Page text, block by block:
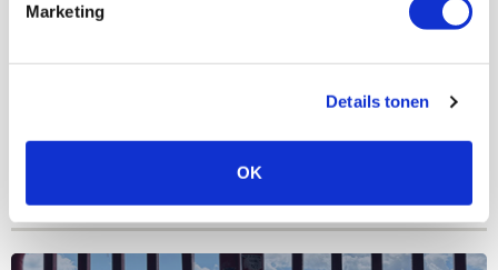
Marketing
Details tonen
OK
AUG
Blogs